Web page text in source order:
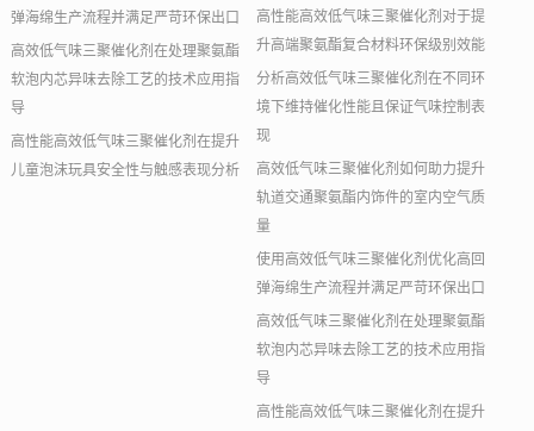
弹海绵生产流程并满足严苛环保出口
高效低气味三聚催化剂在处理聚氨酯
软泡内芯异味去除工艺的技术应用指
导
高性能高效低气味三聚催化剂在提升
儿童泡沫玩具安全性与触感表现分析
高性能高效低气味三聚催化剂对于提
升高端聚氨酯复合材料环保级别效能
分析高效低气味三聚催化剂在不同环
境下维持催化性能且保证气味控制表
现
高效低气味三聚催化剂如何助力提升
轨道交通聚氨酯内饰件的室内空气质
量
使用高效低气味三聚催化剂优化高回
弹海绵生产流程并满足严苛环保出口
高效低气味三聚催化剂在处理聚氨酯
软泡内芯异味去除工艺的技术应用指
导
高性能高效低气味三聚催化剂在提升